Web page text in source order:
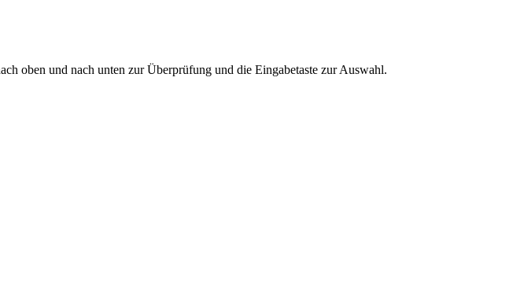
oben und nach unten zur Überprüfung und die Eingabetaste zur Auswahl.